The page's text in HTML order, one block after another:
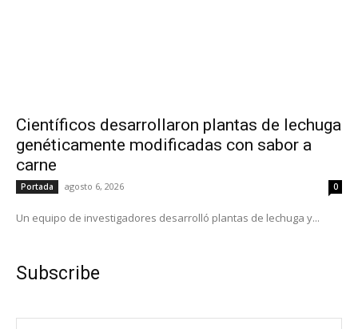
Científicos desarrollaron plantas de lechuga
genéticamente modificadas con sabor a
carne
Portada agosto 6, 2026 0
Un equipo de investigadores desarrolló plantas de lechuga y...
Subscribe